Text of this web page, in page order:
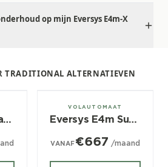
op mijn Eversys E4m-X
TRADITIONAL ALTERNATIEVEN
Eversys Shotmaster XS
± 350/dag
VOLAUTOMAAT
Eversys E4m Super Traditional
VANAF€667 /maand